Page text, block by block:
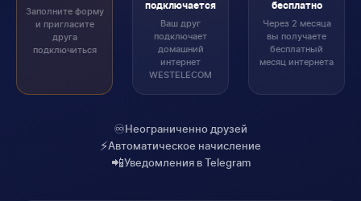
Заполните форму
и пригласите
друга
подключиться
подключается
Ваш друг
подключает
домашний
интернет
WESTELECOM
бесплатно
Через 2 месяца
вы получаете
бесплатный
месяц интернета
♾️Неограниченно друзей
⚡Автоматическое начисление
📲Уведомления в Telegram